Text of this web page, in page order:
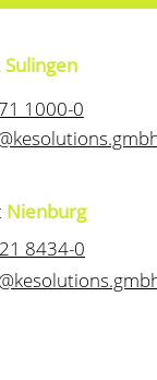
Sulingen
1000-0
Nienburg
8434-0